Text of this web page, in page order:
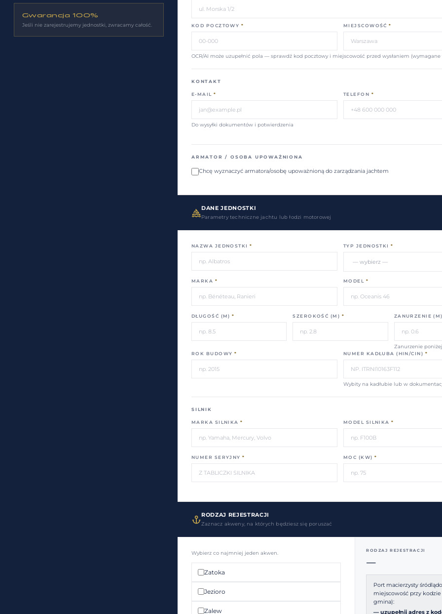
Gwarancja 100%
Jeśli nie zarejestrujemy jednostki, zwracamy całość. KOD POCZTOWY * MIEJSCOWOŚĆ *
OCR/AI może uzupełnić pola — sprawdź kod pocztowy i miejscowość przed wysłaniem (wymagane
KONTAKT
E-MAIL *
Do wysyłki dokumentów i potwierdzenia
TELEFON *
ARMATOR / OSOBA UPOWAŻNIONA
Chcę wyznaczyć armatora/osobę upoważnioną do zarządzania jachtem
DANE JEDNOSTKI
Parametry techniczne jachtu lub łodzi motorowej
NAZWA JEDNOSTKI * TYP JEDNOSTKI *
MARKA * MODEL *
DŁUGOŚĆ (M) * SZEROKOŚĆ (M) * ZANURZENIE (M)
Zanurzenie
ROK BUDOWY * NUMER KADŁUBA (HIN/CIN) *
Wybity na kadłubie lub w
SILNIK
MARKA SILNIKA * MODEL SILNIKA *
NUMER SERYJNY * MOC (KW) *
RODZAJ REJESTRACJI
Zaznacz akweny, na których będziesz się poruszać
Wybierz co najmniej jeden akwen.
Zatoka
Jezioro
Zalew
RODZAJ REJESTRACJI
—
Port macierzysty
miejscowość przy
gmina):
— uzupełnij adres z